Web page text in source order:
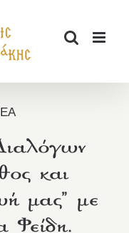
και
μας” με
Φείδη.